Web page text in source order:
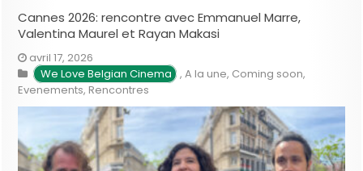
Cannes 2026: rencontre avec Emmanuel Marre,
Valentina Maurel et Rayan Makasi
avril 17, 2026
We Love Belgian Cinema ,A la une, Coming soon,
Evenements, Rencontres